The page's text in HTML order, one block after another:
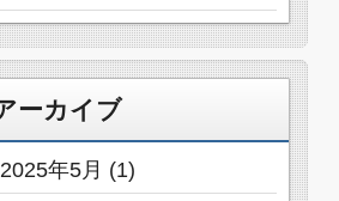
ーカイブ
2025年5月 (1)